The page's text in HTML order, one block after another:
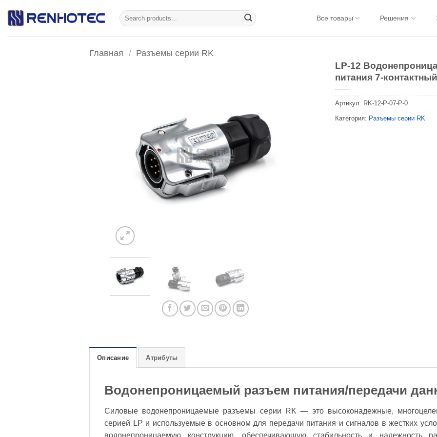
Искать:
Все товары Решения
Главная / Разъемы серии RK
LP-12
питания 7-
Артикул: RK-12-P-07-P-0
Категория: Разъемы серии RK
Описание Атрибуты
Водонепроницаемый разъем питания/передачи
Силовые водонепроницаемые разъемы серии RK — это высоконадежные,
серией LP и используемые в основном для передачи питания и сигналов в жестких
водонепроницаемую конструкцию, обеспечивающую стабильность и надежность